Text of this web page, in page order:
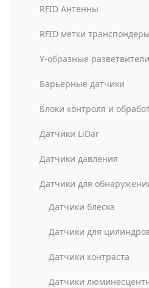
RFID Антенны
RFID метки транспондеры
Y-образные
Барьерные датчики
Блоки контроля и
Датчики LiDar
Датчики давления
Датчики для
Датчики блеска
Датчики для
Датчики контраста
Датчики